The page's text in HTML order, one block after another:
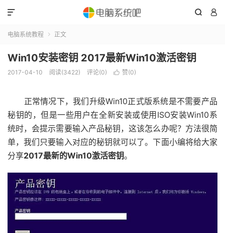
 

电脑系统教程  正文
Win10安装密钥 2017最新Win10激活密钥
2017-04-10 阅读(3422) 评论(0)  赞(0)
正常情况下，我们升级Win10正式版系统是不需要产品
秘钥的，但是一些用户在全新安装或使用ISO安装Win10系
统时，会提示需要输入产品秘钥，这该怎么办呢？方法很简
单，我们只要输入对应的秘钥就可以了。下面小编将给大家
分享2017最新的Win10激活密钥。